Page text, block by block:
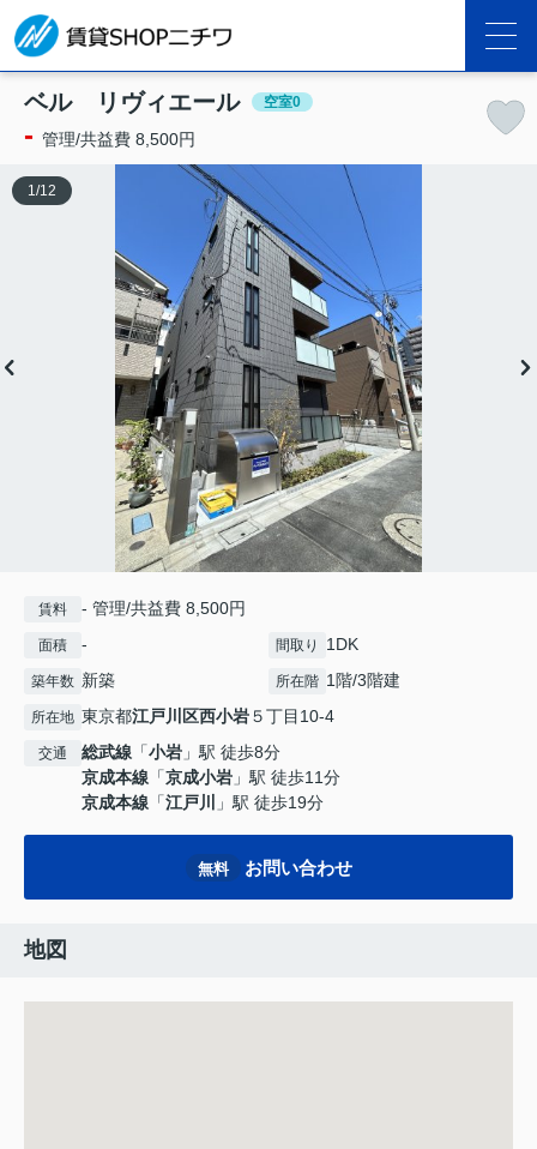
ベル リヴィエール 空室0
- 管理/共益費 8,500円
1 /12
賃料 - 管理/共益費 8,500円
面積 - 間取り 1DK
築年数 新築 所在階 1階/3階建
所在地 東京都江戸川区西小岩５丁目10-4
交通 総武線 「小岩 」駅 徒歩8分
京成本線 「京成小岩 」駅 徒歩11分
京成本線 「江戸川 」駅 徒歩19分
無料 お問い合わせ
地図